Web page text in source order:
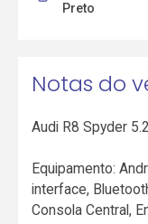
Preto
Notas do
Audi R8 Spyder
Equipamento:
interface,
Consola Central,